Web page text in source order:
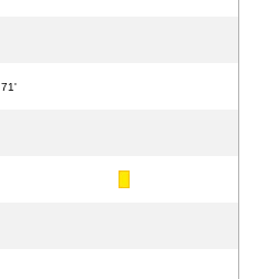
71'